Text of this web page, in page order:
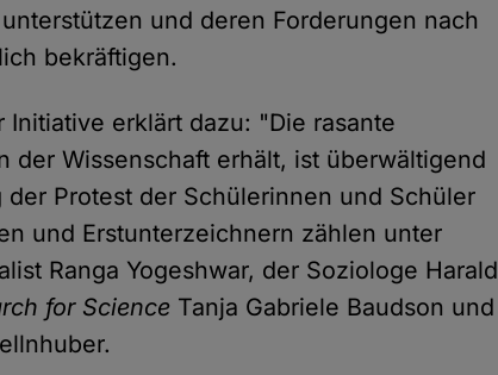
und deren Forderungen nach
bekräftigen.
Initiative erklärt dazu: "Die rasante
der Wissenschaft erhält, ist überwältigend
Protest der Schülerinnen und Schüler
und Erstunterzeichnern zählen unter
Ranga Yogeshwar, der Soziologe Harald
for Science Tanja Gabriele Baudson und